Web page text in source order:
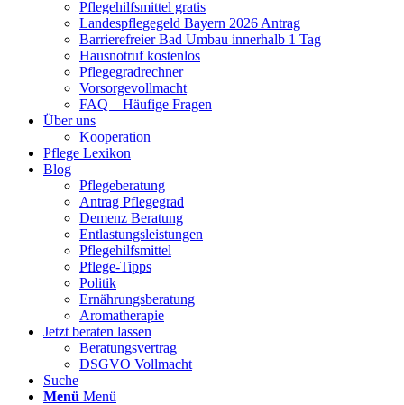
Pflegehilfsmittel gratis
Landespflegegeld Bayern 2026 Antrag
Barrierefreier Bad Umbau innerhalb 1 Tag
Hausnotruf kostenlos
Pflegegradrechner
Vorsorgevollmacht
FAQ – Häufige Fragen
Über uns
Kooperation
Pflege Lexikon
Blog
Pflegeberatung
Antrag Pflegegrad
Demenz Beratung
Entlastungsleistungen
Pflegehilfsmittel
Pflege-Tipps
Politik
Ernährungsberatung
Aromatherapie
Jetzt beraten lassen
Beratungsvertrag
DSGVO Vollmacht
Suche
Menü Menü